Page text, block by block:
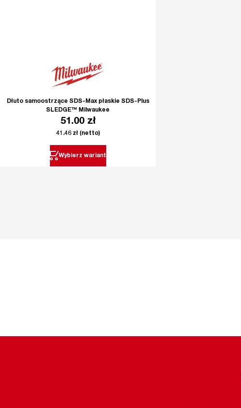
Dłuto samoostrzące SDS-Max płaskie SDS-Plus
SLEDGE™ Milwaukee
51.00 zł
41.46 zł(netto)
Wybierz wariant